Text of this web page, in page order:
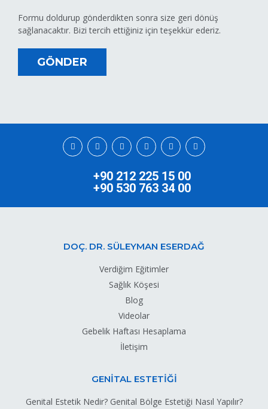
Formu doldurup gönderdikten sonra size geri dönüş
sağlanacaktır. Bizi tercih ettiğiniz için teşekkür ederiz.
GÖNDER
+90 212 225 15 00
+90 530 763 34 00
DOÇ. DR. SÜLEYMAN ESERDAĞ
Verdiğim Eğitimler
Sağlık Köşesi
Blog
Videolar
Gebelik Haftası Hesaplama
İletişim
GENİTAL ESTETİĞİ
Genital Estetik Nedir? Genital Bölge Estetiği Nasıl Yapılır?